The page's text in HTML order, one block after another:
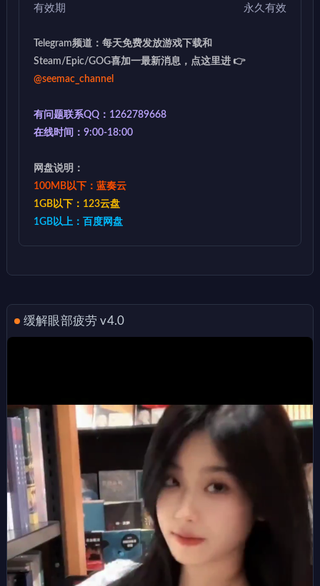
有效期 永久有效
Telegram频道：每天免费发放游戏下载和
Steam/Epic/GOG喜加一最新消息，点这里进 👉
@seemac_channel
有问题联系QQ：1262789668
在线时间：9:00-18:00
网盘说明：
100MB以下：蓝奏云
1GB以下：123云盘
1GB以上：百度网盘
缓解眼部疲劳 v4.0